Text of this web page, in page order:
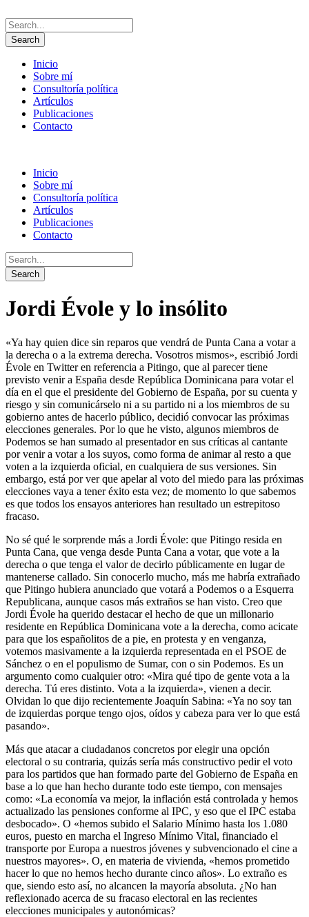
Inicio
Sobre mí
Consultoría política
Artículos
Publicaciones
Contacto
Inicio
Sobre mí
Consultoría política
Artículos
Publicaciones
Contacto
Jordi Évole y lo insólito
«Ya hay quien dice sin reparos que vendrá de Punta Cana a votar a
la derecha o a la extrema derecha. Vosotros mismos», escribió Jordi
Évole en Twitter en referencia a Pitingo, que al parecer tiene
previsto venir a España desde República Dominicana para votar el
día en el que el presidente del Gobierno de España, por su cuenta y
riesgo y sin comunicárselo ni a su partido ni a los miembros de su
gobierno antes de hacerlo público, decidió convocar las próximas
elecciones generales. Por lo que he visto, algunos miembros de
Podemos se han sumado al presentador en sus críticas al cantante
por venir a votar a los suyos, como forma de animar al resto a que
voten a la izquierda oficial, en cualquiera de sus versiones. Sin
embargo, está por ver que apelar al voto del miedo para las próximas
elecciones vaya a tener éxito esta vez; de momento lo que sabemos
es que todos los ensayos anteriores han resultado un estrepitoso
fracaso.
No sé qué le sorprende más a Jordi Évole: que Pitingo resida en
Punta Cana, que venga desde Punta Cana a votar, que vote a la
derecha o que tenga el valor de decirlo públicamente en lugar de
mantenerse callado. Sin conocerlo mucho, más me habría extrañado
que Pitingo hubiera anunciado que votará a Podemos o a Esquerra
Republicana, aunque casos más extraños se han visto. Creo que
Jordi Évole ha querido destacar el hecho de que un millonario
residente en República Dominicana vote a la derecha, como acicate
para que los españolitos de a pie, en protesta y en venganza,
votemos masivamente a la izquierda representada en el PSOE de
Sánchez o en el populismo de Sumar, con o sin Podemos. Es un
argumento como cualquier otro: «Mira qué tipo de gente vota a la
derecha. Tú eres distinto. Vota a la izquierda», vienen a decir.
Olvidan lo que dijo recientemente Joaquín Sabina: «Ya no soy tan
de izquierdas porque tengo ojos, oídos y cabeza para ver lo que está
pasando».
Más que atacar a ciudadanos concretos por elegir una opción
electoral o su contraria, quizás sería más constructivo pedir el voto
para los partidos que han formado parte del Gobierno de España en
base a lo que han hecho durante todo este tiempo, con mensajes
como: «La economía va mejor, la inflación está controlada y hemos
actualizado las pensiones conforme al IPC, y eso que el IPC estaba
desbocado». O «hemos subido el Salario Mínimo hasta los 1.080
euros, puesto en marcha el Ingreso Mínimo Vital, financiado el
transporte por Europa a nuestros jóvenes y subvencionado el cine a
nuestros mayores». O, en materia de vivienda, «hemos prometido
hacer lo que no hemos hecho durante cinco años». Lo extraño es
que, siendo esto así, no alcancen la mayoría absoluta. ¿No han
reflexionado acerca de su fracaso electoral en las recientes
elecciones municipales y autonómicas?